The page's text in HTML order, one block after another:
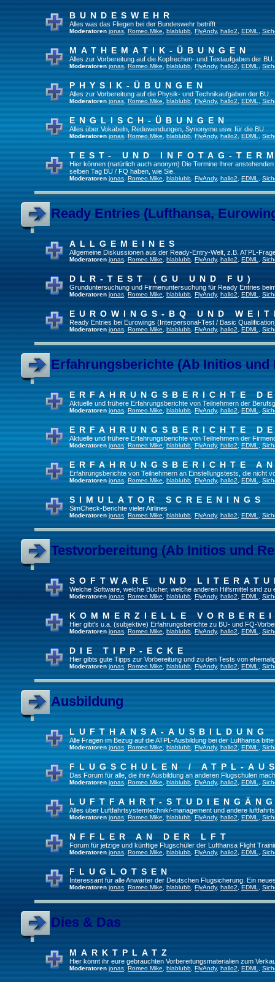
BUNDESWEHR
Alles was das Fliegen bei der Bundeswehr betrifft
Moderatoren jonas Romeo.Mike blablubb FlyAndy, hallo2 EDML
MATHEMATIK-ÜBUNGEN
Alles zur Vorbereitung auf die Kopfrechen- und Textaufgaben der BU.
Moderatoren jonas Romeo.Mike blablubb FlyAndy, hallo2 EDML
PHYSIK-ÜBUNGEN
Alles zur Vorbereitung auf die Physik- und Technikaufgaben der BU.
Moderatoren jonas Romeo.Mike blablubb FlyAndy, hallo2 EDML
ENGLISCH-ÜBUNGEN
Alles über Vokabeln, Redewendungen, Synonyme usw. für die BU
Moderatoren jonas Romeo.Mike blablubb FlyAndy, hallo2 EDML
TEST- UND INFOTAG-
Hier können (natürlich auch anonym) Die Termine Ihrer
selben Tag BU / FQ haben, wie Sie.
Moderatoren jonas Romeo.Mike blablubb FlyAndy, hallo2 EDML
Ready Entries (Lufthansa,
ALLGEMEINES
Allgemeine Diskussionen aus der Ready-Entry-Welt, z.B. ATPL-
Moderatoren jonas Romeo.Mike blablubb FlyAndy, hallo2 EDML
DLR-TEST (GU UND FU)
Grunduntersuchung und Firmenuntersuchung für Ready Entries
Moderatoren jonas Romeo.Mike blablubb FlyAndy, hallo2 EDML
EUROWINGS-BQ UND
Ready Entries bei Eurowings (Interpersonal-Test / Basic
Moderatoren jonas Romeo.Mike blablubb FlyAndy, hallo2 EDML
Erfahrungsberichte (Ab Initios und
ERFAHRUNGSBERICHTE
Aktuelle und frühere Erfahrungsberichte von Teilnehmern der
Moderatoren jonas Romeo.Mike blablubb FlyAndy, hallo2 EDML
ERFAHRUNGSBERICHTE
Aktuelle und frühere Erfahrungsberichte von Teilnehmern der
Moderatoren jonas Romeo.Mike blablubb FlyAndy, hallo2 EDML
ERFAHRUNGSBERICHTE
Erfahrungsberichte von Teilnehmern an Einstellungstests, die nicht
Moderatoren jonas Romeo.Mike blablubb FlyAndy, hallo2 EDML
SIMULATOR SCREENINGS
SimCheck-Berichte vieler Airlines
Moderatoren jonas Romeo.Mike blablubb FlyAndy, hallo2 EDML
Testvorbereitung (Ab Initios und
SOFTWARE UND
Welche Software, welche Bücher, welche anderen Hilfsmittel sind zu
Moderatoren jonas Romeo.Mike blablubb FlyAndy, hallo2 EDML
KOMMERZIELLE
Hier gibt's u.a. (subjektive) Erfahrungsberichte zu BU- und FQ-
Moderatoren jonas Romeo.Mike blablubb FlyAndy, hallo2 EDML
DIE TIPP-ECKE
Hier gibts gute Tipps zur Vorbereitung und zu den Tests von
Moderatoren jonas Romeo.Mike blablubb FlyAndy, hallo2 EDML
Ausbildung
LUFTHANSA-AUSBILDUNG
Alle Fragen im Bezug auf die ATPL-Ausbildung bei der Lufthansa
Moderatoren jonas Romeo.Mike blablubb FlyAndy, hallo2 EDML
FLUGSCHULEN / ATPL-
Das Forum für alle, die ihre Ausbildung an anderen Flugschulen
Moderatoren jonas Romeo.Mike blablubb FlyAndy, hallo2 EDML
LUFTFAHRT-
Alles über Luftfahrtsystemtechnik/-management und andere
Moderatoren jonas Romeo.Mike blablubb FlyAndy, hallo2 EDML
NFFLER AN DER LFT
Forum für jetzige und künftige Flugschüler der Lufthansa Flight
Moderatoren jonas Romeo.Mike blablubb FlyAndy, hallo2 EDML
FLUGLOTSEN
Interessant für alle Anwärter der Deutschen Flugsicherung. Ein
Moderatoren jonas Romeo.Mike blablubb FlyAndy, hallo2 EDML
Dies & Das
MARKTPLATZ
Hier könnt ihr eure gebrauchten Vorbereitungsmaterialien zum
Moderatoren jonas Romeo.Mike blablubb FlyAndy, hallo2 EDML